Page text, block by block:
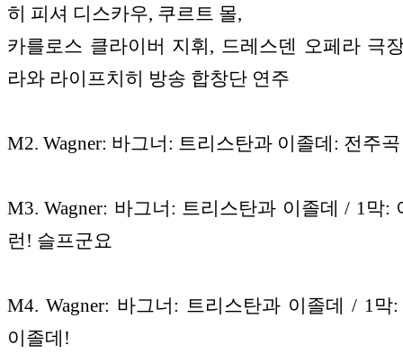
히 피셔 디스카우, 쿠르트 몰,
카를로스 클라이버 지휘, 드레스덴 오페라 극
라와 라이프치히 방송 합창단 연주
M2. Wagner: 바그너: 트리스탄과 이졸데: 전주곡
M3. Wagner: 바그너: 트리스탄과 이졸데 / 1막:
런! 슬프군요
M4. Wagner: 바그너: 트리스탄과 이졸데 / 1막
이졸데!